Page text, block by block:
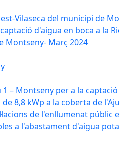
Vilaseca del municipi de
d'aigua en boca a la
Montseny- Març 2024
– Montseny per a la
8,8 kWp a la coberta de
de l'enllumenat públic
a l'abastament d'aigua